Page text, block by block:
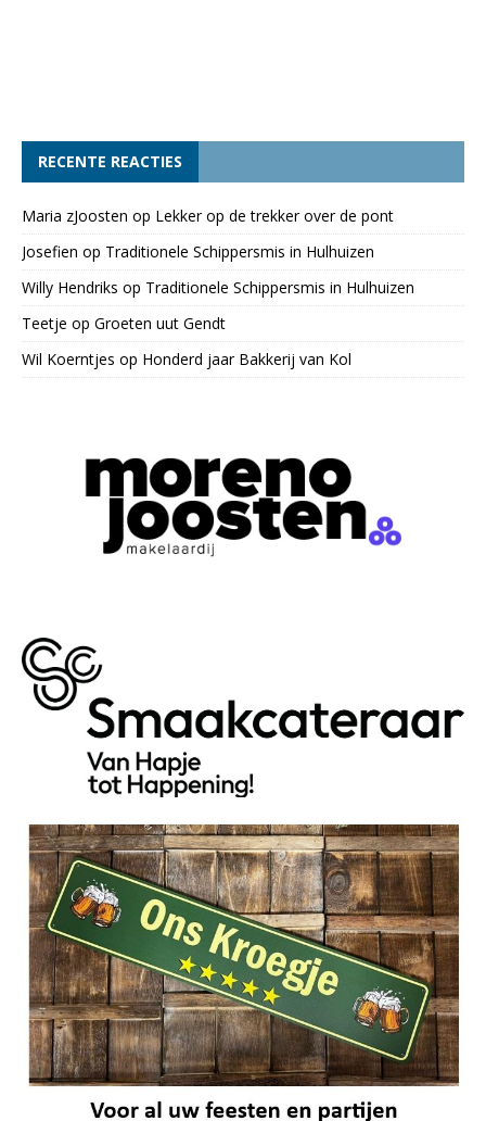
RECENTE REACTIES
Maria zJoosten op Lekker op de trekker over de pont
Josefien op Traditionele Schippersmis in Hulhuizen
Willy Hendriks op Traditionele Schippersmis in Hulhuizen
Teetje op Groeten uut Gendt
Wil Koerntjes op Honderd jaar Bakkerij van Kol